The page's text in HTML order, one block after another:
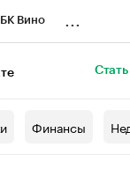
Вино
Финансы